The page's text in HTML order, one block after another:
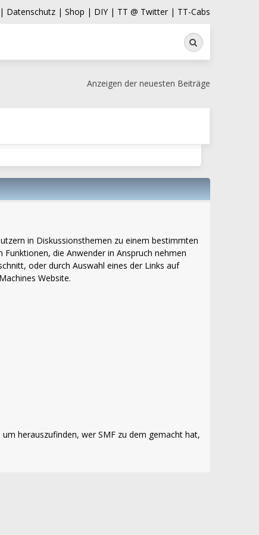
Datenschutz | Shop | DIY | TT @ Twitter | TT-Cabs
Suche
Anzeigen der neuesten Beiträge
in Diskussionsthemen zu einem bestimmten
die Anwender in Anspruch nehmen
oder durch Auswahl eines der Links auf
Website.
um herauszufinden, wer SMF zu dem gemacht hat,